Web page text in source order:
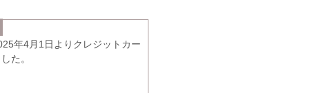
年4月1日よりクレジットカー
た。